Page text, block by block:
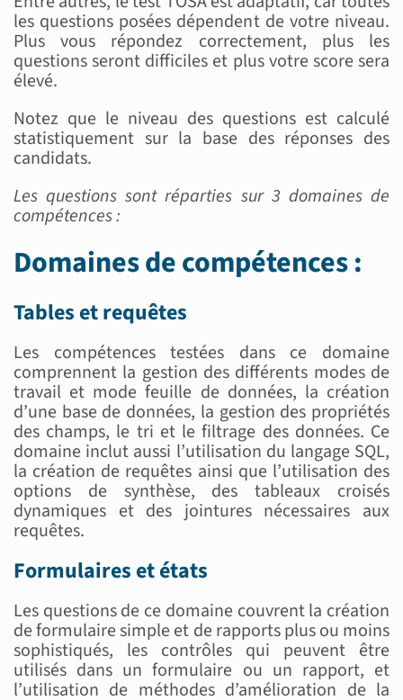
les questions posées dépendent de votre niveau.
Plus vous répondez correctement, plus les
questions seront difficiles et plus votre score sera
élevé.
Notez que le niveau des questions est calculé
statistiquement sur la base des réponses des
candidats.
Les questions sont réparties sur 3 domaines de
compétences :
Domaines de compétences :
Tables et requêtes
Les compétences testées dans ce domaine
comprennent la gestion des différents modes de
travail et mode feuille de données, la création
d’une base de données, la gestion des propriétés
des champs, le tri et le filtrage des données. Ce
domaine inclut aussi l’utilisation du langage SQL,
la création de requêtes ainsi que l’utilisation des
options de synthèse, des tableaux croisés
dynamiques et des jointures nécessaires aux
requêtes.
Formulaires et états
Les questions de ce domaine couvrent la création
de formulaire simple et de rapports plus ou moins
sophistiqués, les contrôles qui peuvent être
utilisés dans un formulaire ou un rapport, et
l’utilisation de méthodes d’amélioration de la